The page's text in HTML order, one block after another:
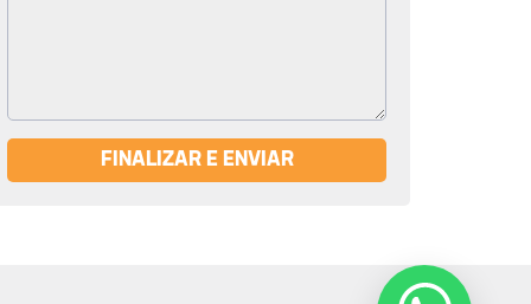
FINALIZAR E ENVIAR